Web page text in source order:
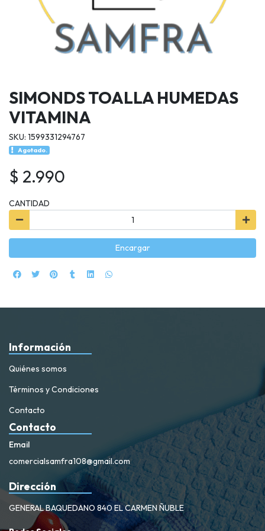
SIMONDS TOALLA HUMEDAS
VITAMINA
SKU: 1599331294767
Agotado.
$ 2.990
CANTIDAD
Encargar
Información
Quiénes somos
Términos y Condiciones
Contacto
Contacto
Email
comercialsamfra108@gmail.com
Dirección
GENERAL BAQUEDANO 840 EL CARMEN ÑUBLE